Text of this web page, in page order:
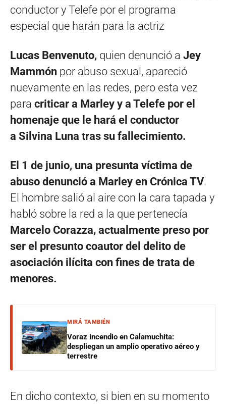
conductor y Telefe por el programa
especial que harán para la actriz
Lucas Benvenuto, quien denunció a Jey
Mammón por abuso sexual, apareció
nuevamente en las redes, pero esta vez
para criticar a Marley y a Telefe por el
homenaje que le hará el conductor
a Silvina Luna tras su fallecimiento.
El 1 de junio, una presunta víctima de
abuso denunció a Marley en Crónica TV.
El hombre salió al aire con la cara tapada y
habló sobre la red a la que pertenecía
Marcelo Corazza, actualmente preso por
ser el presunto coautor del delito de
asociación ilícita con fines de trata de
menores.
MIRÁ TAMBIÉN
Voraz incendio en Calamuchita:
despliegan un amplio operativo aéreo y
terrestre
En dicho contexto, si bien en su momento